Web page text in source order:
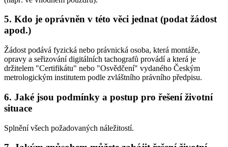
5. Kdo je oprávněn v této věci jednat (podat žádost
apod.)
Žádost podává fyzická nebo právnická osoba, která montáže,
opravy a seřizování digitálních tachografů provádí a která je
držitelem "Certifikátu" nebo "Osvědčení" vydaného Českým
metrologickým institutem podle zvláštního právního předpisu.
6. Jaké jsou podmínky a postup pro řešení životní
situace
Splnění všech požadovaných náležitostí.